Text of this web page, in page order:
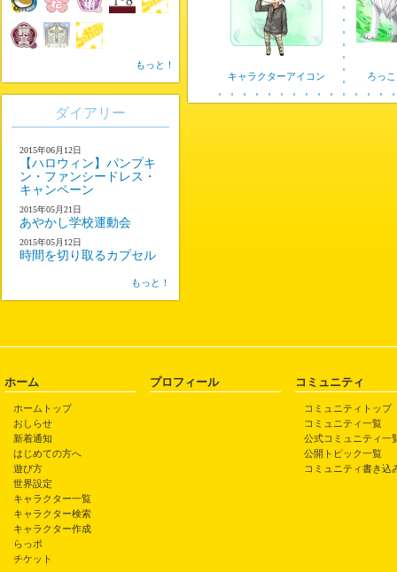
キャラクターアイコン ろっ
もっと！
ダイアリー
2015年06月12日
【ハロウィン】パンプキ
ン・ファンシードレス・
キャンペーン
2015年05月21日
あやかし学校運動会
2015年05月12日
時間を切り取るカプセル
もっと！
ホーム
ホームトップ
おしらせ
新着通知
はじめての方へ
遊び方
世界設定
キャラクター一覧
キャラクター検索
キャラクター作成
らっポ
チケット
プロフィール コミュニティ
コミュニティトップ
コミュニティ一覧
公式コミュニティ一
公開トピック一覧
コミュニティ書き込